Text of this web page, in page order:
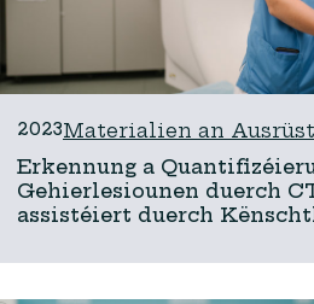
2023Materialien an
Erkennung a
Gehierlesiounen duerch
assistéiert duerch